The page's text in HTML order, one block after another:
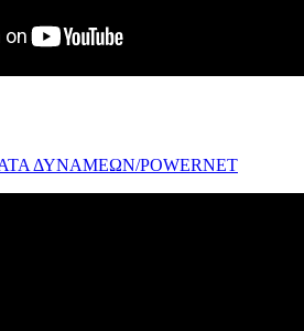
ΔΥΝΑΜΕΩΝ/POWERNET